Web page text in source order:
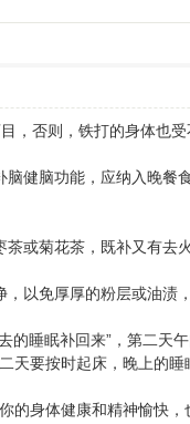
否则，铁打的身体也受
脑功能，应纳入晚餐
菊花茶，既补又有去火
免厚厚的粉层或油渍，
睡眠补回来”，第二天
天要按时起床，晚上的睡
身体健康和精神愉快，